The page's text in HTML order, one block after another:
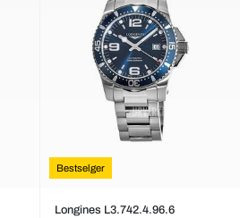
Bestselger
Longines L3.742.4.96.6